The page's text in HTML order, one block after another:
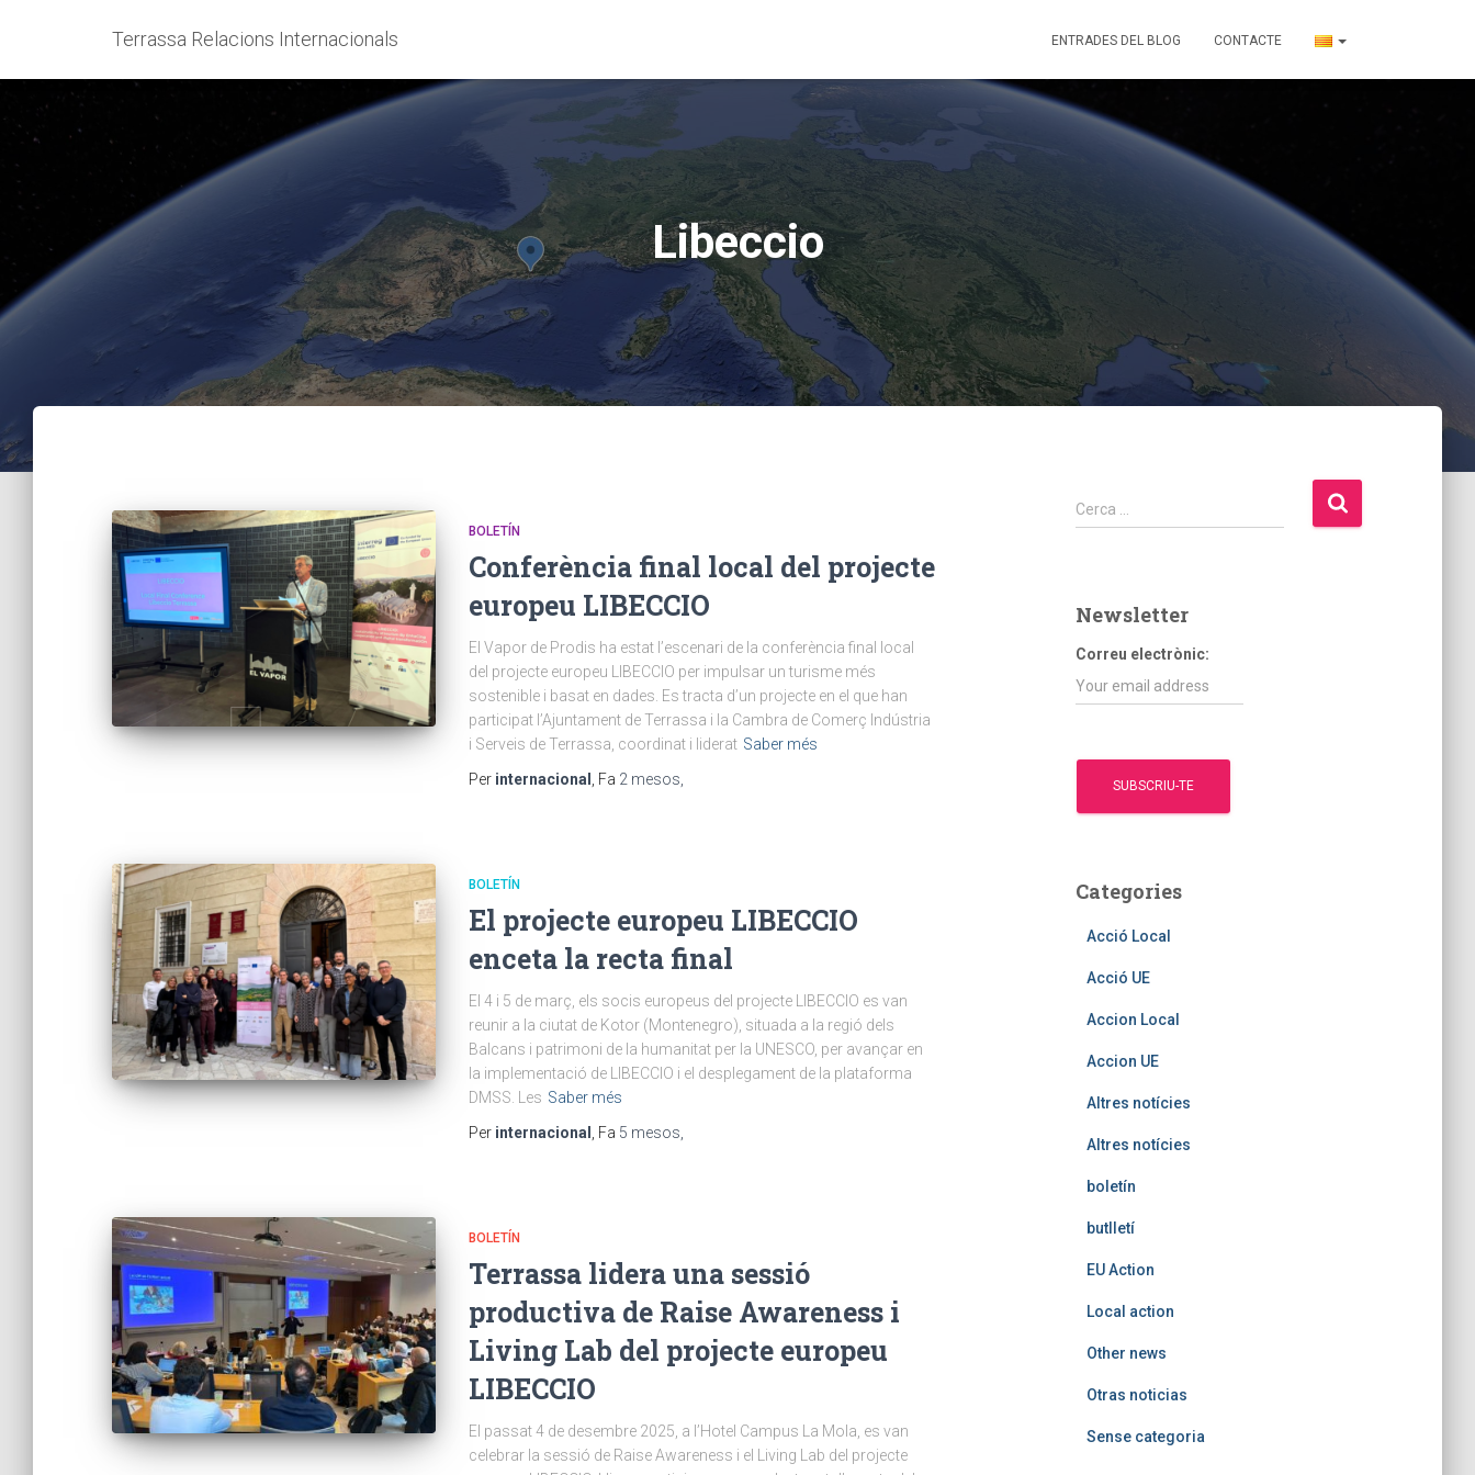
Terrassa Relacions Internacionals ENTRADES DEL BLOG CONTACTE
Libeccio
BOLETÍN
Conferència final local del projecte
europeu LIBECCIO
El Vapor de Prodis ha estat l’escenari de la conferència final local
del projecte europeu LIBECCIO per impulsar un turisme més
sostenible i basat en dades. Es tracta d’un projecte en el que han
participat l’Ajuntament de Terrassa i la Cambra de Comerç Indústria
i Serveis de Terrassa, coordinat i liderat Saber més
Per internacional , Fa 2 mesos
BOLETÍN
El projecte europeu LIBECCIO
enceta la recta final
El 4 i 5 de març, els socis europeus del projecte LIBECCIO es van
reunir a la ciutat de Kotor (Montenegro), situada a la regió dels
Balcans i patrimoni de la humanitat per la UNESCO, per avançar en
la implementació de LIBECCIO i el desplegament de la plataforma
DMSS. Les Saber més
Per internacional , Fa 5 mesos
BOLETÍN
Terrassa lidera una sessió
productiva de Raise Awareness i
Living Lab del projecte europeu
LIBECCIO
El passat 4 de desembre 2025, a l’Hotel Campus La Mola, es van
celebrar la sessió de Raise Awareness i el Living Lab del projecte
C
e
:
Cerca …
Newsletter
Correu electrònic:
Categories
Acció Local
Acció UE
Accion Local
Accion UE
Altres notícies
Altres notícies
boletín
butlletí
EU Action
Local action
Other news
Otras noticias
Sense categoria